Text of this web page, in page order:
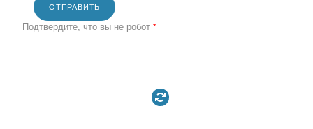
ОТПРАВИТЬ
Подтвердите, что вы не робот *